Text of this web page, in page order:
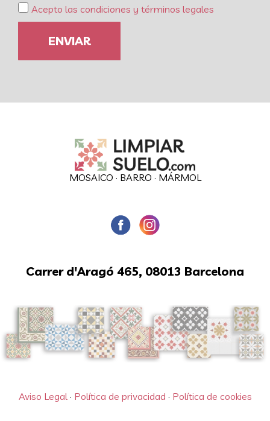
Acepto las condiciones y términos legales
ENVIAR
MOSAICO · BARRO · MÁRMOL
Carrer d'Aragó 465, 08013 Barcelona
Aviso Legal · Política de privacidad · Política de cookies